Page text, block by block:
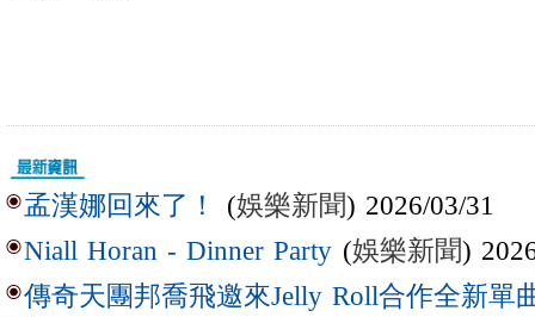
孟漢娜回來了！ (娛樂新聞) 2026/03/31
Niall Horan - Dinner Party (娛樂新聞)
傳奇天團邦喬飛邀來Jelly Roll合作全新單